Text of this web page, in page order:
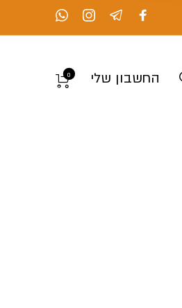
החשבון שלי 0